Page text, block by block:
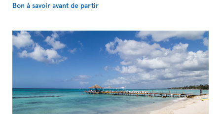
Bon à savoir avant de partir